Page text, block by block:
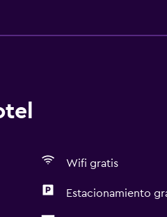
Wifi gratis
Estacionamiento